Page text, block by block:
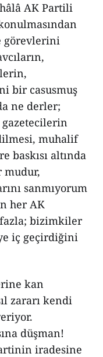
AK Partili
görevlerini
bir casusmuş
ne derler;
gazetecilerin
muhalif
baskısı altında
mudur,
sanmıyorum
her AK
bizimkiler
iç geçirdiğini
kan
zararı kendi
düşman!
iradesine